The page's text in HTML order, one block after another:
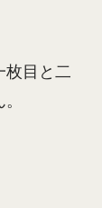
枚目と二